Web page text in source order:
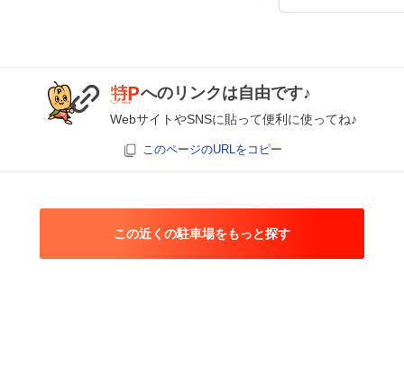
へのリンクは自由です♪
WebサイトやSNSに貼って便利に使ってね♪
このページのURLをコピー
この近くの駐車場をもっと探す